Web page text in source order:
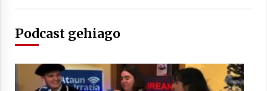
Arrosaren laburpen bideoa Hamaika
Telebistaren eskutik
Podcast gehiago